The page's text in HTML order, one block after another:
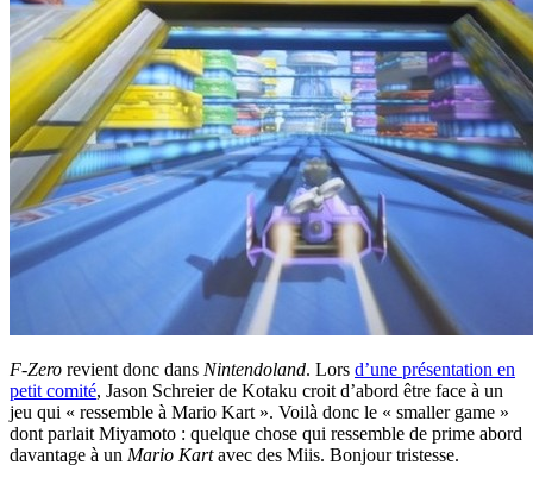
F-Zero revient donc dans Nintendoland. Lors d’une présentation en
petit comité, Jason Schreier de Kotaku croit d’abord être face à un
jeu qui « ressemble à Mario Kart ». Voilà donc le « smaller game »
dont parlait Miyamoto : quelque chose qui ressemble de prime abord
davantage à un Mario Kartavec des Miis. Bonjour tristesse.